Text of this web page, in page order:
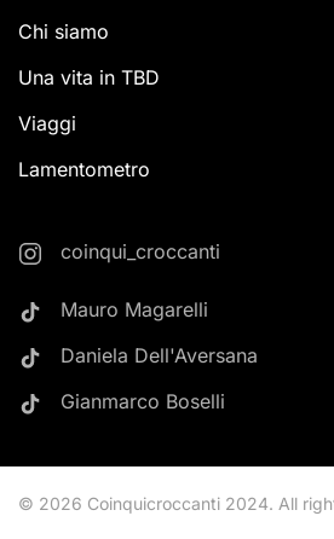
Chi siamo
Una vita in TBD
Viaggi
Lamentometro
coinqui_croccanti
Mauro Magarelli
Daniela Dell'Aversana
Gianmarco Boselli
© 2026 Coinquicroccanti 2024. All